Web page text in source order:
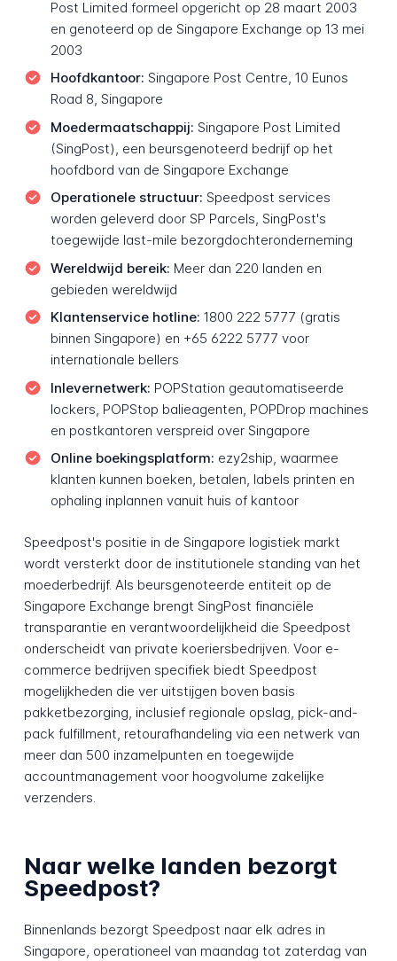
Post Limited formeel opgericht op 28 maart 2003
en genoteerd op de Singapore Exchange op 13 mei
2003
Hoofdkantoor: Singapore Post Centre, 10 Eunos
Road 8, Singapore
Moedermaatschappij: Singapore Post Limited
(SingPost), een beursgenoteerd bedrijf op het
hoofdbord van de Singapore Exchange
Operationele structuur: Speedpost services
worden geleverd door SP Parcels, SingPost's
toegewijde last-mile bezorgdochteronderneming
Wereldwijd bereik: Meer dan 220 landen en
gebieden wereldwijd
Klantenservice hotline: 1800 222 5777 (gratis
binnen Singapore) en +65 6222 5777 voor
internationale bellers
Inlevernetwerk: POPStation geautomatiseerde
lockers, POPStop balieagenten, POPDrop machines
en postkantoren verspreid over Singapore
Online boekingsplatform: ezy2ship, waarmee
klanten kunnen boeken, betalen, labels printen en
ophaling inplannen vanuit huis of kantoor
Speedpost's positie in de Singapore logistiek markt
wordt versterkt door de institutionele standing van het
moederbedrijf. Als beursgenoteerde entiteit op de
Singapore Exchange brengt SingPost financiële
transparantie en verantwoordelijkheid die Speedpost
onderscheidt van private koeriersbedrijven. Voor e-
commerce bedrijven specifiek biedt Speedpost
mogelijkheden die ver uitstijgen boven basis
pakketbezorging, inclusief regionale opslag, pick-and-
pack fulfillment, retourafhandeling via een netwerk van
meer dan 500 inzamelpunten en toegewijde
accountmanagement voor hoogvolume zakelijke
verzenders.
Naar welke landen bezorgt
Speedpost?
Binnenlands bezorgt Speedpost naar elk adres in
Singapore, operationeel van maandag tot zaterdag van